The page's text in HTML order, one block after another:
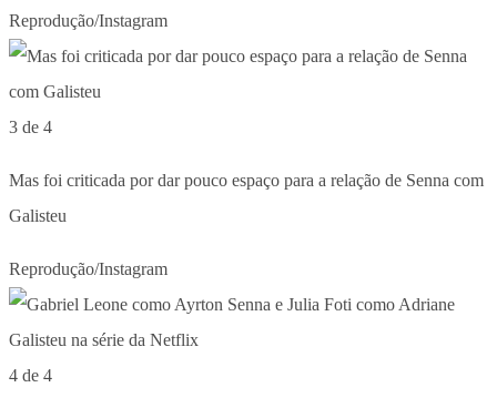
Reprodução/Instagram
3 de 4
Mas foi criticada por dar pouco espaço para a relação de Senna com
Galisteu
Reprodução/Instagram
4 de 4